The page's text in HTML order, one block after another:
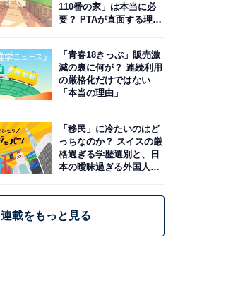
110番の家」は本当に必
要？ PTAが直面する理想
「青春18きっぷ」販売激
減の裏に何が？ 連続利用
の厳格化だけではない
「本当の理由」
「移民」に冷たいのはど
っちなのか？ スイスの厳
格過ぎる学歴選別と、日
本の曖昧過ぎる外国人政
連載をもっと見る